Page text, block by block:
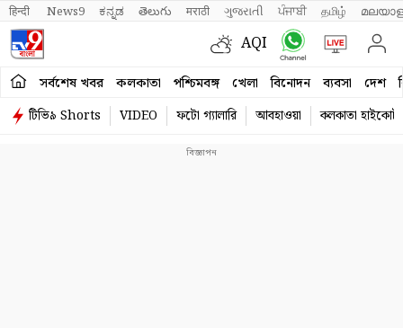
हिन्दी News9 ಕನ್ನಡ తెలుగు मराठी ગુજરાતી ਪੰਜਾਬੀ தமிழ்
AQI
সর্বশেষ খবর কলকাতা পশ্চিমবঙ্গ খেলা বিনোদন ব্যবসা দেশ
টিভি৯ Shorts VIDEO ফটো গ্যালারি আবহাওয়া কলকাতা হাইকোর্ট